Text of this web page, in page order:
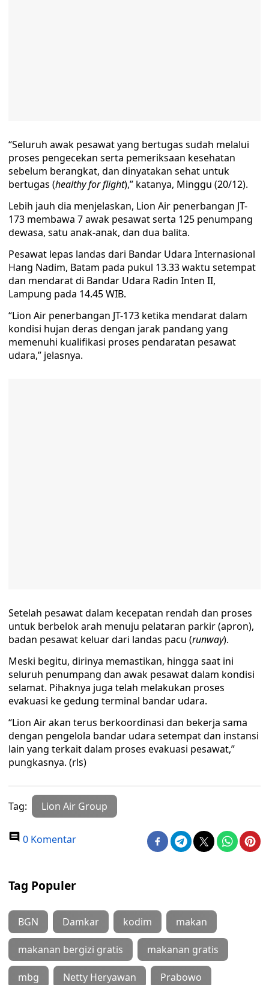
“Seluruh awak pesawat yang bertugas sudah melalui
proses pengecekan serta pemeriksaan kesehatan
sebelum berangkat, dan dinyatakan sehat untuk
bertugas (healthy for flight),” katanya, Minggu (20/12).
Lebih jauh dia menjelaskan, Lion Air penerbangan JT-
173 membawa 7 awak pesawat serta 125 penumpang
dewasa, satu anak-anak, dan dua balita.
Pesawat lepas landas dari Bandar Udara Internasional
Hang Nadim, Batam pada pukul 13.33 waktu setempat
dan mendarat di Bandar Udara Radin Inten II,
Lampung pada 14.45 WIB.
“Lion Air penerbangan JT-173 ketika mendarat dalam
kondisi hujan deras dengan jarak pandang yang
memenuhi kualifikasi proses pendaratan pesawat
udara,” jelasnya.
Setelah pesawat dalam kecepatan rendah dan proses
untuk berbelok arah menuju pelataran parkir (apron),
badan pesawat keluar dari landas pacu (runway).
Meski begitu, dirinya memastikan, hingga saat ini
seluruh penumpang dan awak pesawat dalam kondisi
selamat. Pihaknya juga telah melakukan proses
evakuasi ke gedung terminal bandar udara.
“Lion Air akan terus berkoordinasi dan bekerja sama
dengan pengelola bandar udara setempat dan instansi
lain yang terkait dalam proses evakuasi pesawat,”
pungkasnya. (rls)
Tag: Lion Air Group
0 Komentar
Tag Populer
BGN Damkar kodim makan
makanan bergizi gratis makanan gratis
mbg Netty Heryawan Prabowo